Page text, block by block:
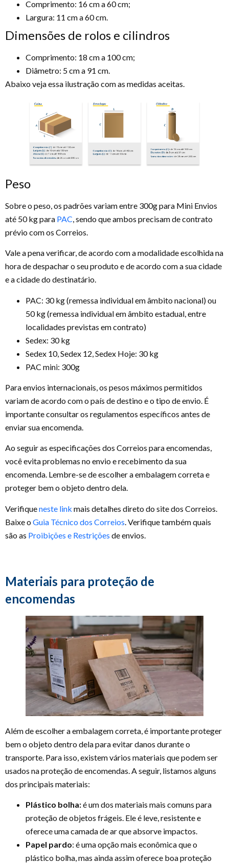
Comprimento: 16 cm a 60 cm;
Largura: 11 cm a 60 cm.
Dimensões de rolos e cilindros
Comprimento: 18 cm a 100 cm;
Diâmetro: 5 cm a 91 cm.
Abaixo veja essa ilustração com as medidas aceitas.
Peso
Sobre o peso, os padrões variam entre 300g para Mini Envios
até 50 kg para PAC , sendo que ambos precisam de contrato
prévio com os Correios.
Vale a pena verificar, de acordo com a modalidade escolhida na
hora de despachar o seu produto e de acordo com a sua cidade
e a cidade do destinatário.
PAC: 30 kg (remessa individual em âmbito nacional) ou
50 kg (remessa individual em âmbito estadual, entre
localidades previstas em contrato)
Sedex: 30 kg
Sedex 10, Sedex 12, Sedex Hoje: 30 kg
PAC mini: 300g
Para envios internacionais, os pesos máximos permitidos
variam de acordo com o país de destino e o tipo de envio. É
importante consultar os regulamentos específicos antes de
enviar sua encomenda.
Ao seguir as especificações dos Correios para encomendas,
você evita problemas no envio e recebimento da sua
encomenda. Lembre-se de escolher a embalagem correta e
proteger bem o objeto dentro dela.
Verifiqueneste link mais detalhes direto do site dos Correios.
Baixe oGuia Técnico dos Correios . Verifique também quais
são as Proibições e Restrições de envios.
Materiais para proteção de
encomendas
Além de escolher a embalagem correta, é importante proteger
bem o objeto dentro dela para evitar danos durante o
transporte. Para isso, existem vários materiais que podem ser
usados na proteção de encomendas. A seguir, listamos alguns
dos principais materiais:
Plástico bolha:é um dos materiais mais comuns para
proteção de objetos frágeis. Ele é leve, resistente e
oferece uma camada de ar que absorve impactos.
Papel pardo: é uma opção mais econômica que o
plástico bolha, mas ainda assim oferece boa proteção